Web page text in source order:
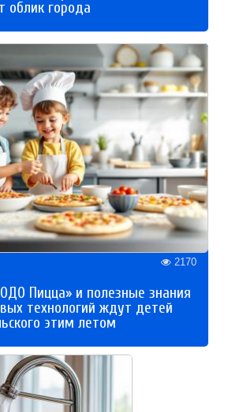
облик города
2170
Пицца» и полезные знания
технологий ждут детей
этим летом